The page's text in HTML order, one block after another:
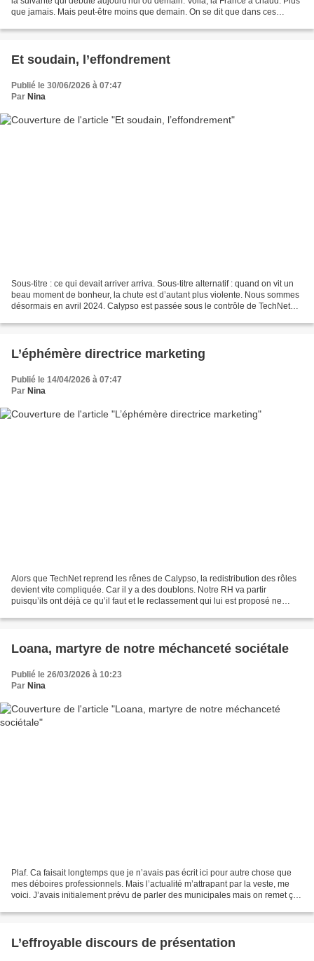
que jamais. Mais peut-être moins que demain. On se dit que dans ces
Et soudain, l’effondrement
Publié le 30/06/2026 à 07:47
Par Nina
Sous-titre : ce qui devait arriver arriva. Sous-titre alternatif : quand on vit un
beau moment de bonheur, la chute est d’autant plus violente. Nous sommes
désormais en avril 2024. Calypso est passée sous le contrôle de TechNet
L’éphémère directrice marketing
Publié le 14/04/2026 à 07:47
Par Nina
Alors que TechNet reprend les rênes de Calypso, la redistribution des rôles
devient vite compliquée. Car il y a des doublons. Notre RH va partir
puisqu’ils ont déjà ce qu’il faut et le reclassement qui lui est proposé ne
Loana, martyre de notre méchanceté sociétale
Publié le 26/03/2026 à 10:23
Par Nina
Plaf. Ca faisait longtemps que je n’avais pas écrit ici pour autre chose que
mes déboires professionnels. Mais l’actualité m’attrapant par la veste, me
voici. J’avais initialement prévu de parler des municipales mais on remet ça
L’effroyable discours de présentation